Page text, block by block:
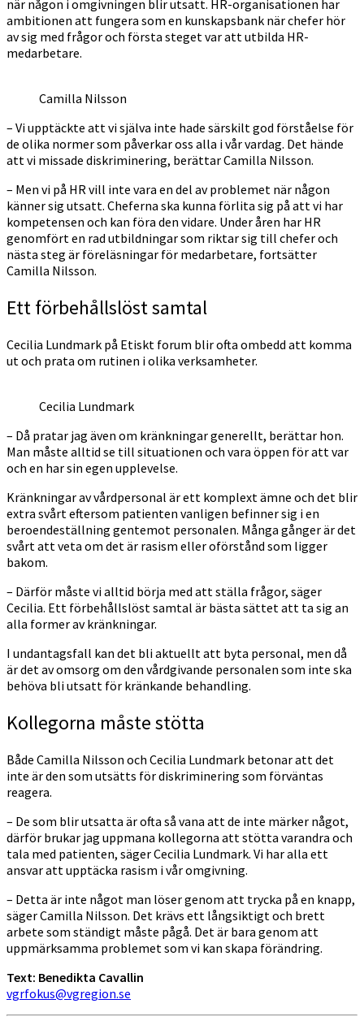
när någon i omgivningen blir utsatt. HR-organisationen har
ambitionen att fungera som en kunskapsbank när chefer hör
av sig med frågor och första steget var att utbilda HR-
medarbetare.
Camilla Nilsson
– Vi upptäckte att vi själva inte hade särskilt god förståelse för
de olika normer som påverkar oss alla i vår vardag. Det hände
att vi missade diskriminering, berättar Camilla Nilsson.
– Men vi på HR vill inte vara en del av problemet när någon
känner sig utsatt. Cheferna ska kunna förlita sig på att vi har
kompetensen och kan föra den vidare. Under åren har HR
genomfört en rad utbildningar som riktar sig till chefer och
nästa steg är föreläsningar för medarbetare, fortsätter
Camilla Nilsson.
Ett förbehållslöst samtal
Cecilia Lundmark på Etiskt forum blir ofta ombedd att komma
ut och prata om rutinen i olika verksamheter.
Cecilia Lundmark
– Då pratar jag även om kränkningar generellt, berättar hon.
Man måste alltid se till situationen och vara öppen för att var
och en har sin egen upplevelse.
Kränkningar av vårdpersonal är ett komplext ämne och det blir
extra svårt eftersom patienten vanligen befinner sig i en
beroendeställning gentemot personalen. Många gånger är det
svårt att veta om det är rasism eller oförstånd som ligger
bakom.
– Därför måste vi alltid börja med att ställa frågor, säger
Cecilia. Ett förbehållslöst samtal är bästa sättet att ta sig an
alla former av kränkningar.
I undantagsfall kan det bli aktuellt att byta personal, men då
är det av omsorg om den vårdgivande personalen som inte ska
behöva bli utsatt för kränkande behandling.
Kollegorna måste stötta
Både Camilla Nilsson och Cecilia Lundmark betonar att det
inte är den som utsätts för diskriminering som förväntas
reagera.
– De som blir utsatta är ofta så vana att de inte märker något,
därför brukar jag uppmana kollegorna att stötta varandra och
tala med patienten, säger Cecilia Lundmark. Vi har alla ett
ansvar att upptäcka rasism i vår omgivning.
– Detta är inte något man löser genom att trycka på en knapp,
säger Camilla Nilsson. Det krävs ett långsiktigt och brett
arbete som ständigt måste pågå. Det är bara genom att
uppmärksamma problemet som vi kan skapa förändring.
Text: Benedikta Cavallin
vgrfokus@vgregion.se